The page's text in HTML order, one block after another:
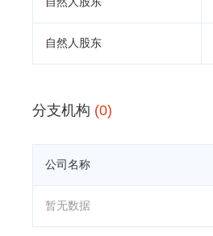
自然人股东
分支机构 (0)
公司名称
暂无数据